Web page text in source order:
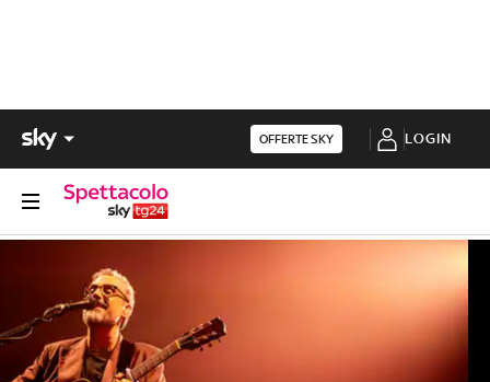
OFFERTE SKY LOGIN